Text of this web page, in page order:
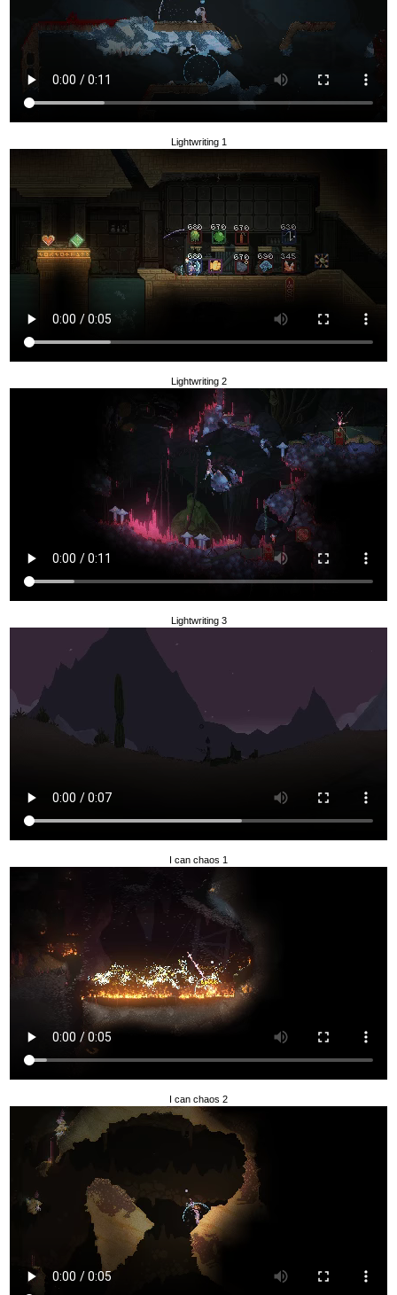
Lightwriting 1
Lightwriting 2
Lightwriting 3
I can chaos 1
I can chaos 2